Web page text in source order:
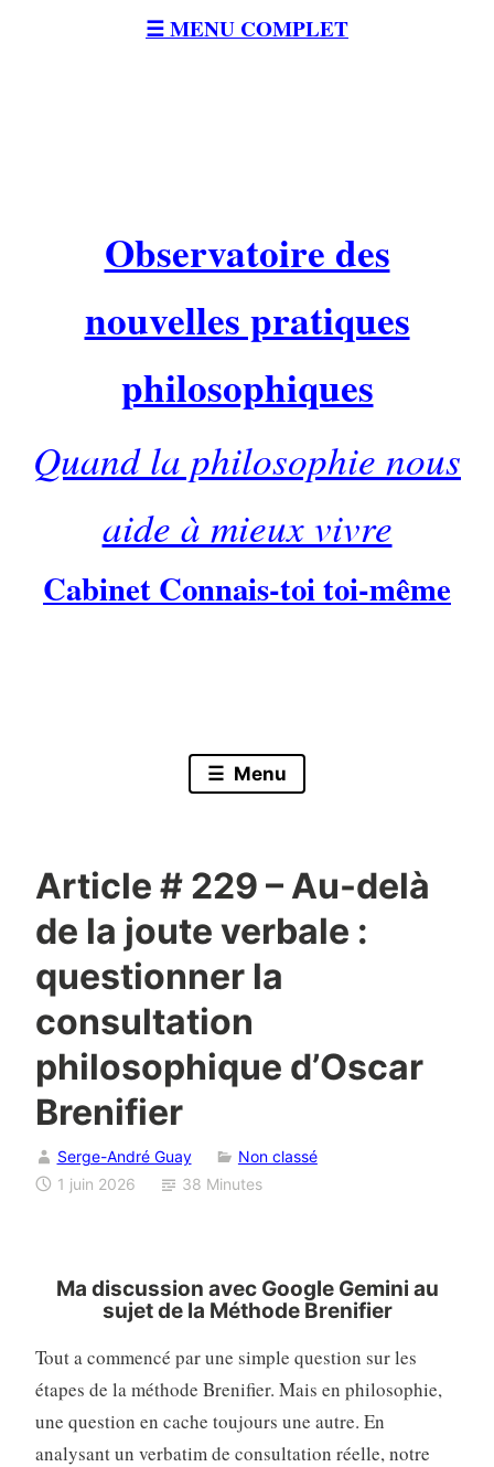
☰ MENU COMPLET
Observatoire des
nouvelles pratiques
philosophiques
Quand la philosophie nous
aide à mieux vivre
Cabinet Connais-toi toi-même
Menu
Article # 229 – Au-delà
de la joute verbale :
questionner la
consultation
philosophique d’Oscar
Brenifier
Serge-André Guay
Non classé
1 juin 2026
38 Minutes
Ma discussion avec Google Gemini au
sujet de la Méthode Brenifier
Tout a commencé par une simple question sur les
étapes de la méthode Brenifier. Mais en philosophie,
une question en cache toujours une autre. En
analysant un verbatim de consultation réelle, notre